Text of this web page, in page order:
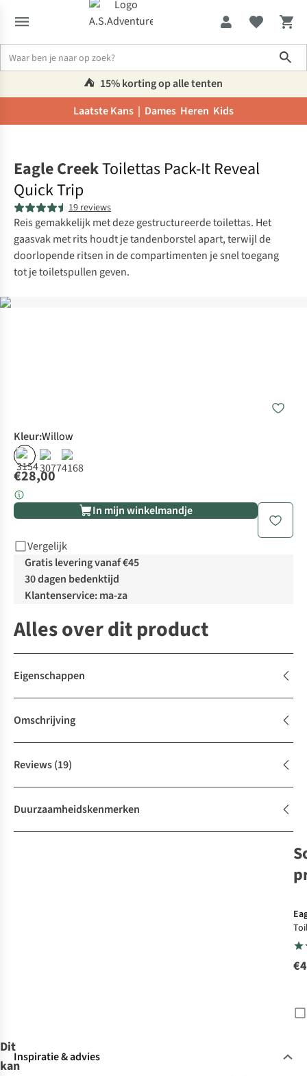
⛺️ 15% korting op alle tenten
Laatste Kans | Dames Heren Kids
Eagle CreekToilettas Pack-It Reveal
Quick Trip
19 reviews
Reis gemakkelijk met deze gestructureerde toilettas. Het
gaasvak met rits houdt je tandenborstel apart, terwijl de
doorlopende ritsen in de compartimenten je snel toegang
tot je toiletspullen geven.
Kleur:Willow
€28,00
In mijn winkelmandje
Vergelijk
Gratis levering vanaf €45
30 dagen bedenktijd
Klantenservice: ma-za
Alles over dit product
Eigenschappen
Omschrijving
Reviews(19)
Duurzaamheidskenmerken
Dit
kan
Inspiratie & advies